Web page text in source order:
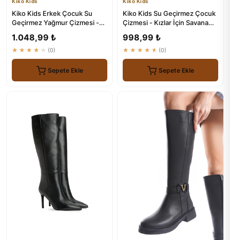
Kiko Kids
Kiko Kids Erkek Çocuk Su
Geçirmez Yağmur Çizmesi -
1.048,99 ₺
★★★★★ (0)
Sepete Ekle
Kiko Kids
Kiko Kids Su Geçirmez Çocuk
Çizmesi - Kızlar İçin Savana
998,99 ₺
★★★★★ (0)
Sepete Ekle